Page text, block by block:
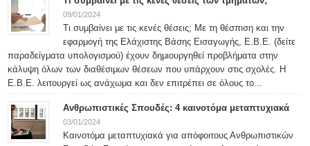
09/01/2024
Τι συμβαίνει με τις κενές θέσεις; Με τη θέσπιση και την
εφαρμογή της Ελάχιστης Βάσης Εισαγωγής, Ε.Β.Ε. (δείτε
παραδείγματα υπολογισμού) έχουν δημιουργηθεί προβλήματα στην
κάλυψη όλων των διαθέσιμων θέσεων που υπάρχουν στις σχολές. Η
Ε.Β.Ε. λειτουργεί ως ανάχωμα και δεν επιτρέπει σε όλους το...
Ανθρωπιστικές Σπουδές: 4 καινοτόμα μεταπτυχιακά
03/01/2024
Καινοτόμα μεταπτυχιακά για απόφοιτους Ανθρωπιστικών